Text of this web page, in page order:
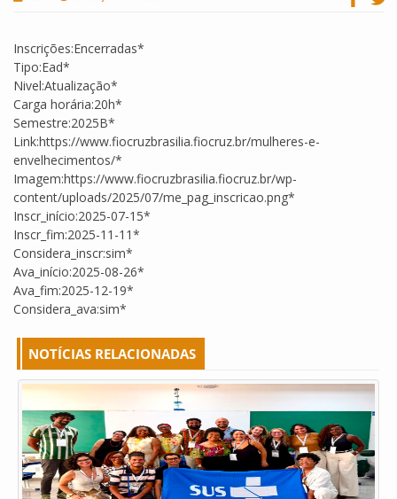
Inscrições:Encerradas*
Tipo:Ead*
Nivel:Atualização*
Carga horária:20h*
Semestre:2025B*
Link:https://www.fiocruzbrasilia.fiocruz.br/mulheres-e-
envelhecimentos/*
Imagem:https://www.fiocruzbrasilia.fiocruz.br/wp-
content/uploads/2025/07/me_pag_inscricao.png*
Inscr_início:2025-07-15*
Inscr_fim:2025-11-11*
Considera_inscr:sim*
Ava_início:2025-08-26*
Ava_fim:2025-12-19*
Considera_ava:sim*
NOTÍCIAS RELACIONADAS